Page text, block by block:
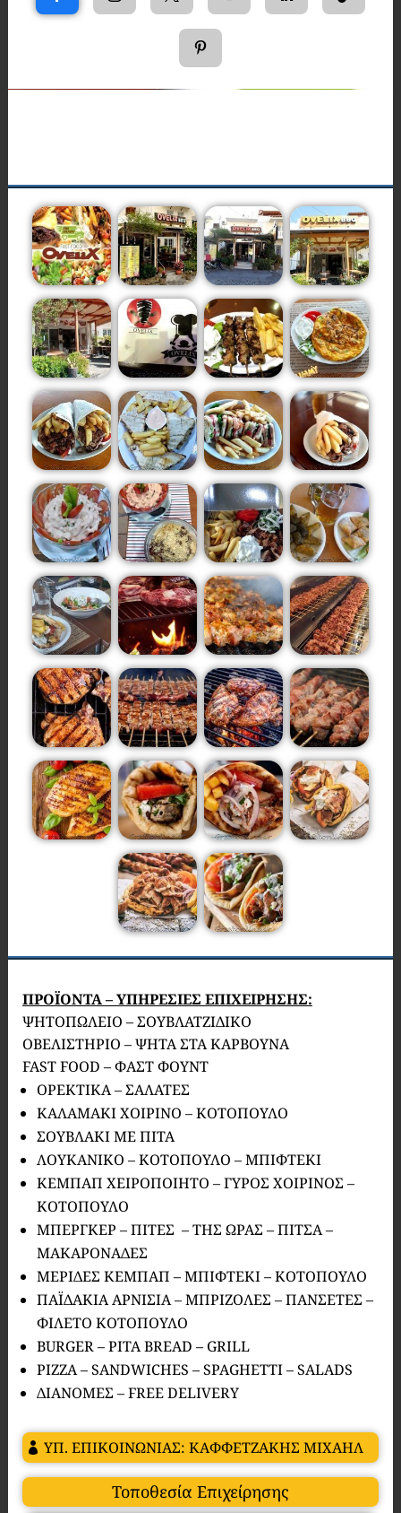
ΠΡΟΪΟΝΤΑ – ΥΠΗΡΕΣΙΕΣ ΕΠΙΧΕΙΡΗΣΗΣ:
ΨΗΤΟΠΩΛΕΙΟ – ΣΟΥΒΛΑΤΖΙΔΙΚΟ
ΟΒΕΛΙΣΤΗΡΙΟ – ΨΗΤΑ ΣΤΑ ΚΑΡΒΟΥΝΑ
FAST FOOD – ΦΑΣΤ ΦΟΥΝΤ
ΟΡΕΚΤΙΚΑ – ΣΑΛΑΤΕΣ
ΚΑΛΑΜΑΚΙ ΧΟΙΡΙΝΟ – ΚΟΤΟΠΟΥΛΟ
ΣΟΥΒΛΑΚΙ ΜΕ ΠΙΤΑ
ΛΟΥΚΑΝΙΚΟ – ΚΟΤΟΠΟΥΛΟ – ΜΠΙΦΤΕΚΙ
ΚΕΜΠΑΠ ΧΕΙΡΟΠΟΙΗΤΟ – ΓΥΡΟΣ ΧΟΙΡΙΝΟΣ –
ΚΟΤΟΠΟΥΛΟ
ΜΠΕΡΓΚΕΡ – ΠΙΤΕΣ – ΤΗΣ ΩΡΑΣ – ΠΙΤΣΑ –
ΜΑΚΑΡΟΝΑΔΕΣ
ΜΕΡΙΔΕΣ ΚΕΜΠΑΠ – ΜΠΙΦΤΕΚΙ – ΚΟΤΟΠΟΥΛΟ
ΠΑΪΔΑΚΙΑ ΑΡΝΙΣΙΑ – ΜΠΡΙΖΟΛΕΣ – ΠΑΝΣΕΤΕΣ –
ΦΙΛΕΤΟ ΚΟΤΟΠΟΥΛΟ
BURGER – PITA BREAD – GRILL
PIZZA – SANDWICHES – SPAGHETTI – SALADS
ΔΙΑΝΟΜΕΣ – FREE DELIVERY
ΥΠ. ΕΠΙΚΟΙΝΩΝΙΑΣ: ΚΑΦΦΕΤΖΑΚΗΣ ΜΙΧΑΗΛ
Τοποθεσία Επιχείρησης